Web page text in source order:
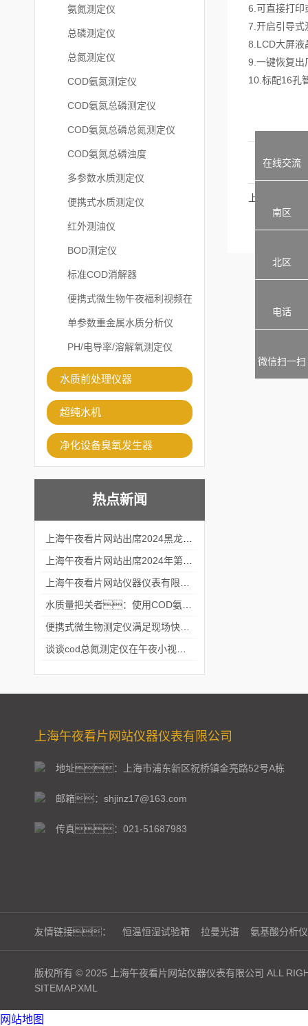
氨氮测定仪
总磷测定仪
总氮测定仪
COD氨氮测定仪
COD氨氮总磷测定仪
COD氨氮总磷总氮测定仪
COD氨氮总磷浊度
多参数水质测定仪
便携式水质测定仪
红外测油仪
BOD测定仪
标准COD消解器
便携式微生物午夜福利视频在
线观看
单参数重金属水质分析仪
PH/电导率/溶解氧测定仪
水质前处理仪器
超纯水机
净化设备臭氧发生器
热点新闻
6.可直接打
7.开启引导
8.LCD大屏
9.一键恢复
10.标配16
上一篇
上海午夜看片网站仪器仪表有限公司
地址：上海市浦东新区祝桥镇金亮路52号A栋
邮箱：shjinz17@163.com
传真：021-51687983
友情链接： 恒温恒湿试验箱 拉曼光谱 氨基酸分析仪
版权所有 © 2025 上海午夜看片网站仪器仪表有限公司 ALL
SITEMAP.XML
在线交流
南区
北区
电话
微信扫一扫
网站地图